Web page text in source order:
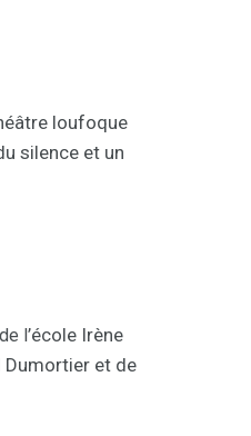
loufoque
silence et un
l ’école Irène
Dumortier et de